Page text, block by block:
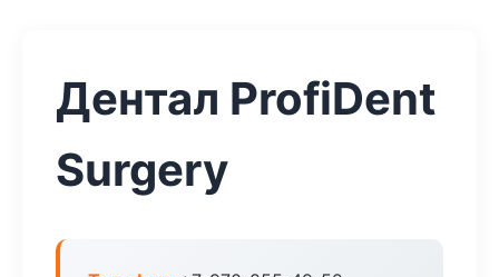
Дентал ProfiDent
Surgery